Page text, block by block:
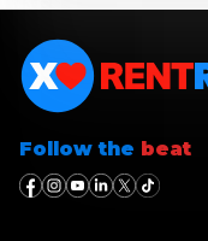
Follow the beat